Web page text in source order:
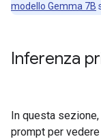
modello Gemma 7B
Inferenza
In questa
prompt per